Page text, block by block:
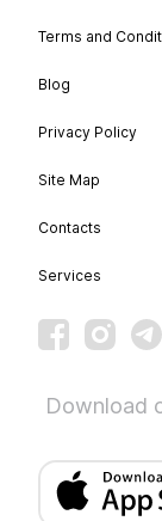
Terms and
Blog
Privacy Policy
Site Map
Contacts
Services
Download